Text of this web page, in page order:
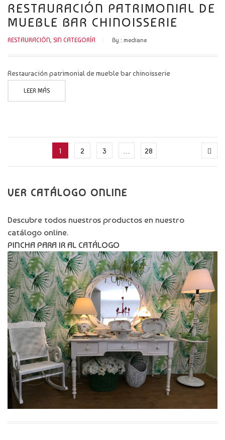
RESTAURACIÓN PATRIMONIAL DE
MUEBLE BAR CHINOISSERIE
RESTAURACIÓN, SIN CATEGORÍA By : mediane
Restauración patrimonial de mueble bar chinoisserie
LEER MÁS
1 2 3 28
VER CATÁLOGO ONLINE
Descubre todos nuestros productos en nuestro
catálogo online.
PINCHA PARA IR AL CATÁLOGO